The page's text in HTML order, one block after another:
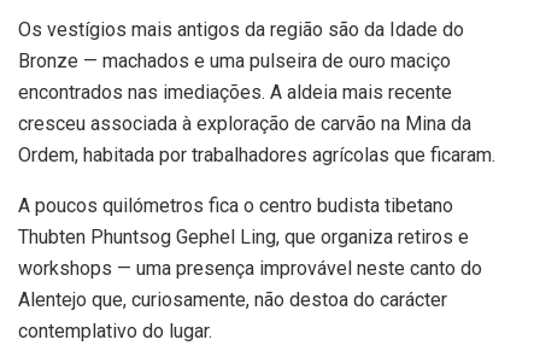
Os vestígios mais antigos da região são da Idade do
Bronze — machados e uma pulseira de ouro maciço
encontrados nas imediações. A aldeia mais recente
cresceu associada à exploração de carvão na Mina da
Ordem, habitada por trabalhadores agrícolas que ficaram.
A poucos quilómetros fica o centro budista tibetano
Thubten Phuntsog Gephel Ling, que organiza retiros e
workshops — uma presença improvável neste canto do
Alentejo que, curiosamente, não destoa do carácter
contemplativo do lugar.